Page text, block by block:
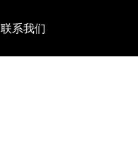
联系我们